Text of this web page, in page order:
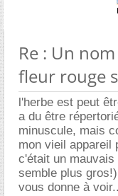
Re : Un
fleur rouge
l'herbe est peut
a du être
minuscule, mais
mon vieil appareil
c'était un
semble plus
vous donne à voir..